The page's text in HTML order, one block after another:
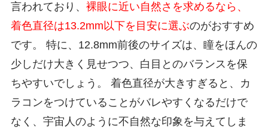
言われており、 裸眼に近い自然さを求めるなら、
着色直径は13.2mm以下を目安に選ぶのがおすすめ
です。 特に、12.8mm前後のサイズは、瞳をほんの
少しだけ大きく見せつつ、白目とのバランスを保
ちやすいでしょう。 着色直径が大きすぎると、カ
ラコンをつけていることがバレやすくなるだけで
なく、宇宙人のように不自然な印象を与えてしま